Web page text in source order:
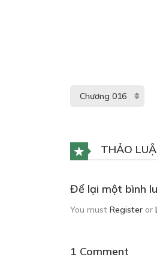
THẢO
Để lại một bình
You must Register or
1 Comment